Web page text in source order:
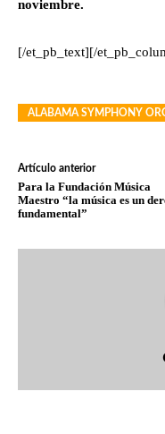
noviembre.
[/et_pb_text][/
ALABAMA SYMPHONY
Artículo anterior
Para la Fundación Música
Maestro “la música es un
fundamental”